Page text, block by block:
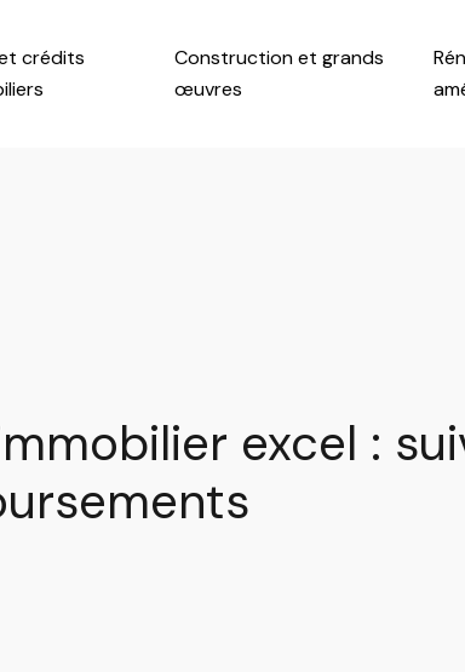
crédits
Construction et grands
œuvres
excel :